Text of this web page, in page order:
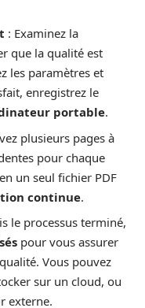
: Examinez la
que la qualité est
les paramètres et
enregistrez le
portable.
plusieurs pages à
pour chaque
un seul fichier PDF
continue.
le processus terminé,
pour vous assurer
Vous pouvez
sur un cloud, ou
externe.